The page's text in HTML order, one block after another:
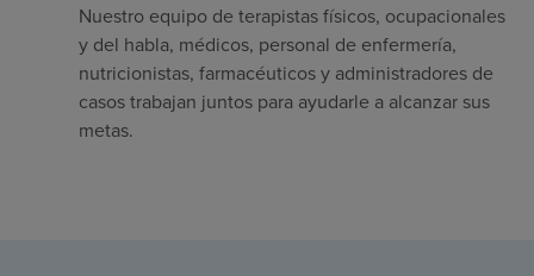
Nuestro equipo de terapistas físicos, ocupacionales
y del habla, médicos, personal de enfermería,
nutricionistas, farmacéuticos y administradores de
casos trabajan juntos para ayudarle a alcanzar sus
metas.